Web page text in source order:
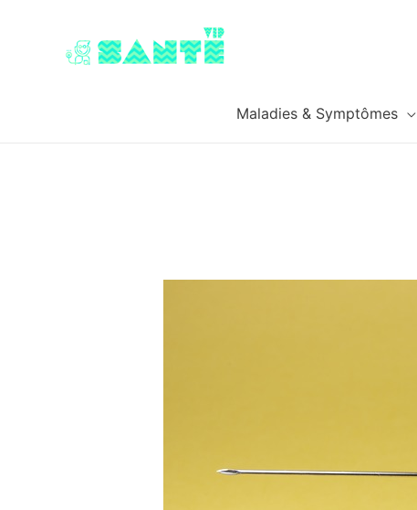
Maladies & Symptômes